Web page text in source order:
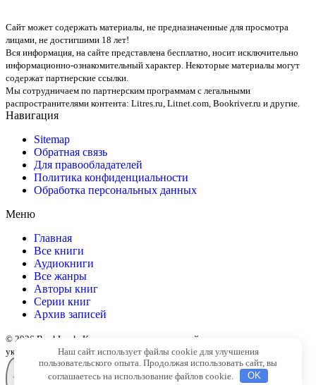
Сайт может содержать материалы, не предназначенные для просмотра
лицами, не достигшими 18 лет!
Вся информация, на сайте представлена бесплатно, носит исключительно
информационно-ознакомительный характер. Некоторые материалы могут
содержат партнерские ссылки.
Мы сотрудничаем по партнерским программам с легальными
распространителями контента: Litres.ru, Litnet.com, Bookriver.ru и другие.
Навигация
Sitemap
Обратная связь
Для правообладателей
Политика конфиденциальности
Обработка персональных данных
Меню
Главная
Все книги
Аудиокниги
Все жанры
Авторы книг
Серии книг
Архив записей
© 2026 BookLook. Копирование материалов сайта разрешено только с
указанием активной ссылки на источник
Наш сайт использует файлы cookie для улучшения
пользовательского опыта. Продолжая использовать сайт, вы
соглашаетесь на использование файлов cookie.
OK